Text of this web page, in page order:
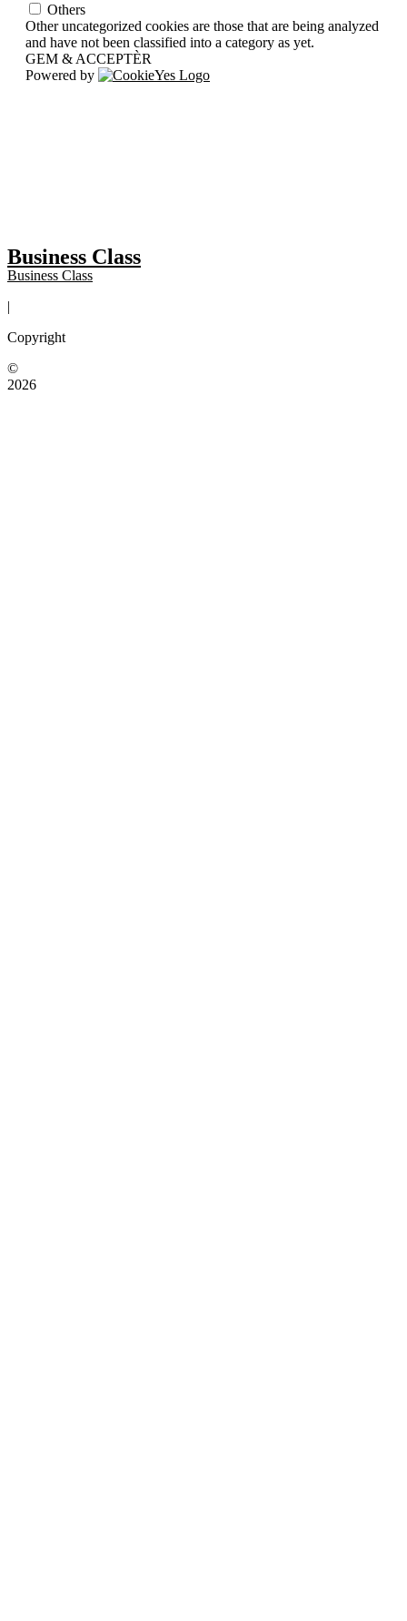
Business Class
Business Class
|
Copyright
©
2026
Others
Other uncategorized cookies are those that are being analyzed
and have not been classified into a category as yet.
GEM & ACCEPTÈR
Powered by